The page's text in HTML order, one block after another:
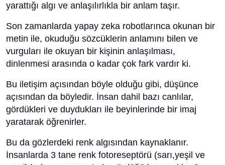
yarattığı algı ve anlaşılırlıkla bir anlam taşır.
Son zamanlarda yapay zeka robotlarınca okunan bir
metin ile, okuduğu sözcüklerin anlamını bilen ve
vurguları ile okuyan bir kişinin anlaşılması,
dinlenmesi arasında o kadar çok fark vardır ki.
Bu iletişim açısından böyle olduğu gibi, düşünce
açısından da böyledir. İnsan dahil bazı canlılar,
gördükleri ve duydukları ile beyinlerinde bir imaj
yaratarak öğrenirler.
Bu da gözlerdeki renk algısından kaynaklanır.
İnsanlarda 3 tane renk fotoreseptörü (sarı,yeşil ve